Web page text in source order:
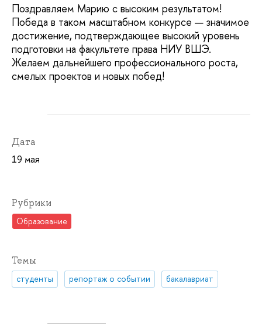
Поздравляем Марию с высоким результатом!
Победа в таком масштабном конкурсе — значимое
достижение, подтверждающее высокий уровень
подготовки на факультете права НИУ ВШЭ.
Желаем дальнейшего профессионального роста,
смелых проектов и новых побед!
Дата
19 мая
Рубрики
Образование
Темы
студенты репортаж о событии бакалавриат